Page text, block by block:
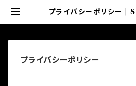
プライバシーポリシー |
プライバシーポリシー